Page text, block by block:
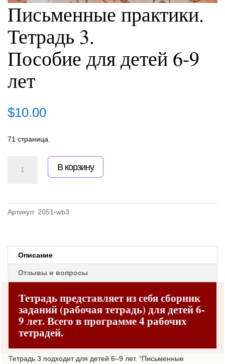
Письменные практики.
Тетрадь 3.
Пособие для детей 6-9
лет
$10.00
71 страница.
Количество
товара
3.
лет
В корзину
Артикул: 2051-wb3
Описание
Отзывы и вопросы
Тетрадь представляет из себя сборник
заданий (рабочая тетрадь) для детей 6-
9 лет. Всего в программе 4 рабочих
тетрадей.
Тетрадь 3 подходит для детей 6–9 лет. “Письменные